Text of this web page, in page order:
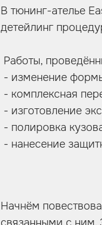
В тюнинг-ателье
детейлинг
Работы,
- изменение
- комплексная
- изготовление
- полировка
- нанесение
Начнём